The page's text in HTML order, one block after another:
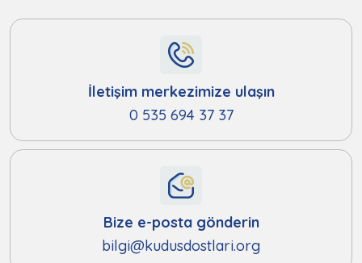
İletişim merkezimize ulaşın
0 535 694 37 37
Bize e-posta gönderin
bilgi@kudusdostlari.org